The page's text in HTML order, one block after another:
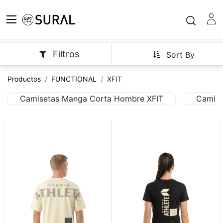
Sort By
Filtros
Productos FUNCTIONAL XFIT
Camisetas Manga Corta Hombre XFIT